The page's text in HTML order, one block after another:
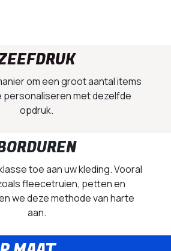
om een groot aantal items
personaliseren met dezelfde
opdruk.
toe aan uw kleding. Vooral
fleecetruien, petten en
we deze methode van harte
aan.